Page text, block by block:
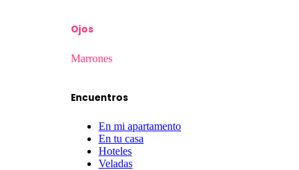
Ojos
Marrones
Encuentros
En mi apartamento
En tu casa
Hoteles
Veladas